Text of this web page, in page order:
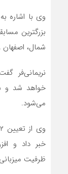
بزرگترین
شمال، اصفهان
نریمانی‌فر
خواهد شد و
می‌شود.
خبر داد و
ظرفیت